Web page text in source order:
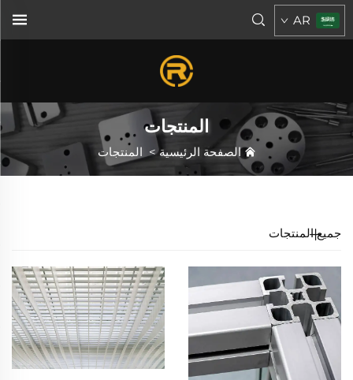
AR
المنتجات
الصفحة الرئيسية> المنتجات
جميع المنتجات